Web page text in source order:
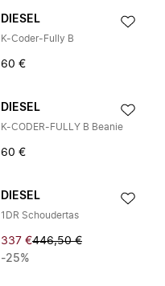
DIESEL
K-Coder-Fully B
60 €
DIESEL
K-CODER-FULLY B Beanie
60 €
DIESEL
1DR Schoudertas
337 €446,50 €
-25%